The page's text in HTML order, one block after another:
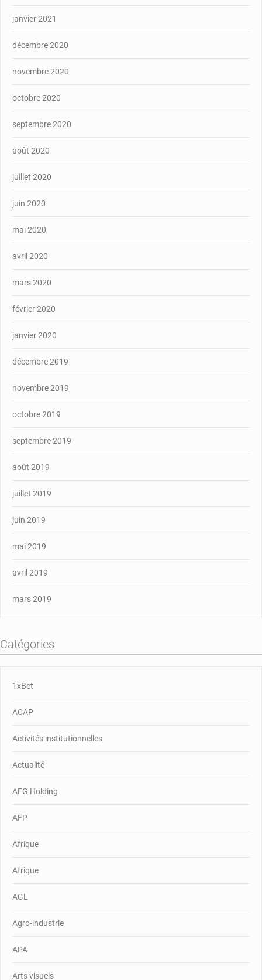
janvier 2021
décembre 2020
novembre 2020
octobre 2020
septembre 2020
août 2020
juillet 2020
juin 2020
mai 2020
avril 2020
mars 2020
février 2020
janvier 2020
décembre 2019
novembre 2019
octobre 2019
septembre 2019
août 2019
juillet 2019
juin 2019
mai 2019
avril 2019
mars 2019
Catégories
1xBet
ACAP
Activités institutionnelles
Actualité
AFG Holding
AFP
Afrique
Afrique
AGL
Agro-industrie
APA
Arts visuels